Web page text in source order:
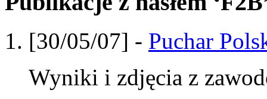
[30/05/07] - Puchar
Wyniki i zdjęcia z